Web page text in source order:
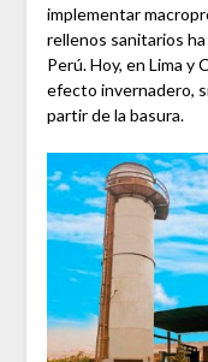
implementar
rellenos sanitarios
Perú. Hoy, en Lima y
efecto invernadero,
partir de la basura.